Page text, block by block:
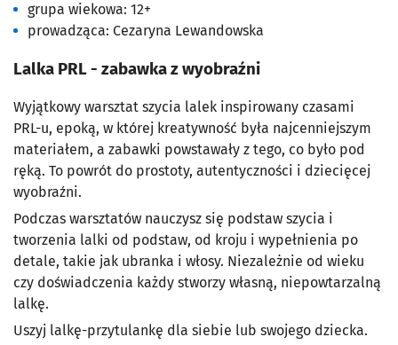
grupa wiekowa: 12+
prowadząca: Cezaryna Lewandowska
Lalka PRL - zabawka z wyobraźni
Wyjątkowy warsztat szycia lalek inspirowany czasami
PRL-u, epoką, w której kreatywność była najcenniejszym
materiałem, a zabawki powstawały z tego, co było pod
ręką. To powrót do prostoty, autentyczności i dziecięcej
wyobraźni.
Podczas warsztatów nauczysz się podstaw szycia i
tworzenia lalki od podstaw, od kroju i wypełnienia po
detale, takie jak ubranka i włosy. Niezależnie od wieku
czy doświadczenia każdy stworzy własną, niepowtarzalną
lalkę.
Uszyj lalkę-przytulankę dla siebie lub swojego dziecka.